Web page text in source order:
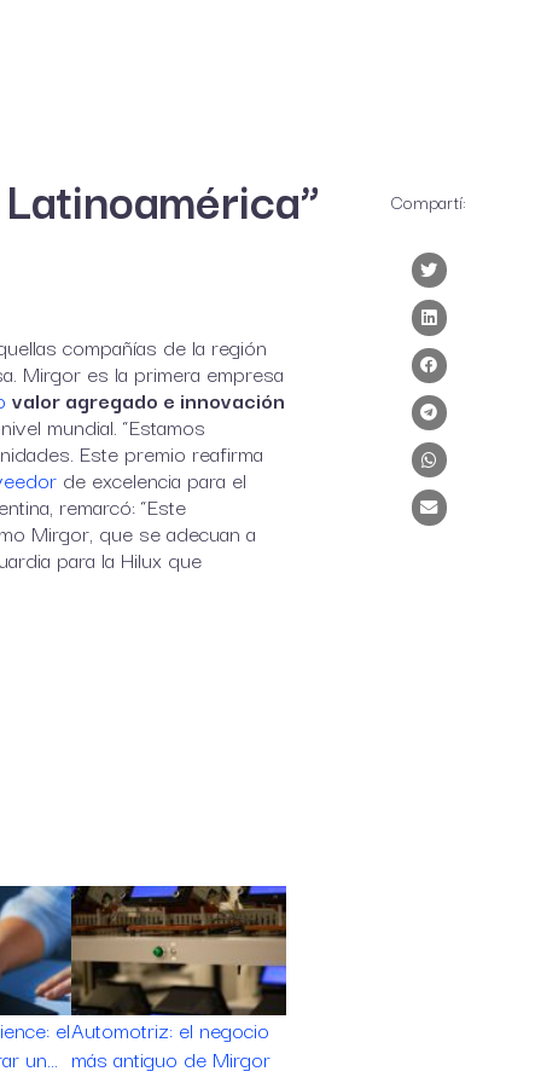
compañías de la región
Mirgor es la primera empresa
valor agregado e innovación
mundial. “Estamos
Este premio reafirma
de excelencia para el
remarcó: “Este
Mirgor, que se adecuan a
para la Hilux que
el
un…
Automotriz: el negocio
más antiguo de Mirgor
Compartí: